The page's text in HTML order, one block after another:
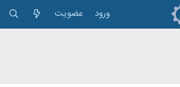
ورود عضویت